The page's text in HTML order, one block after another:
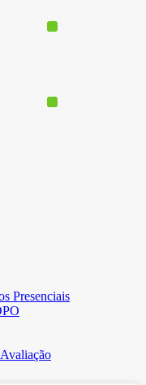
Presenciais